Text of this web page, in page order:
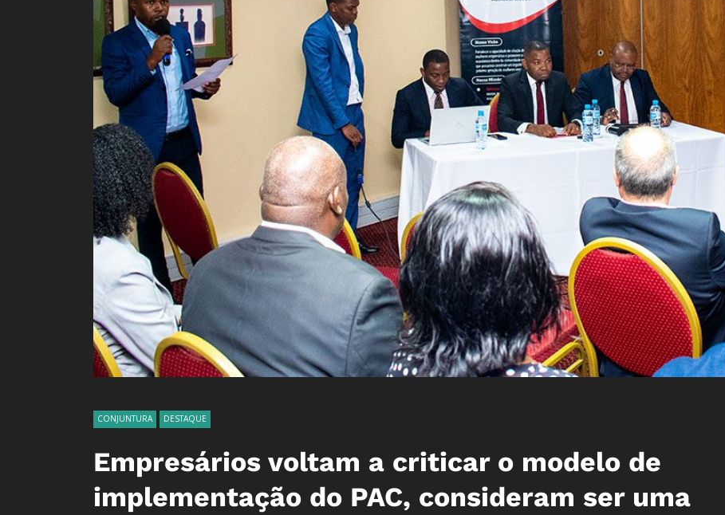
CONJUNTURA DESTAQUE
Empresários voltam a criticar o modelo de
implementação do PAC, consideram ser uma